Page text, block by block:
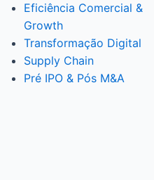
Eficiência Comercial &
Growth
Transformação Digital
Supply Chain
Pré IPO & Pós M&A